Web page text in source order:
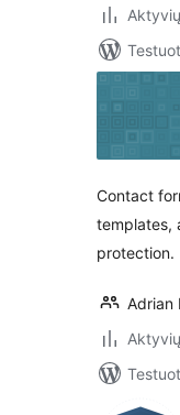
Contact
templates,
protection.
Adrian